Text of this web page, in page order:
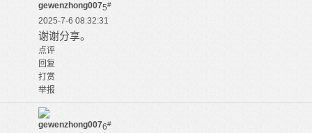
gewenzhong0075#
2025-7-6 08:32:31
谢谢分享。
点评
回复
打赏
举报
gewenzhong0076#